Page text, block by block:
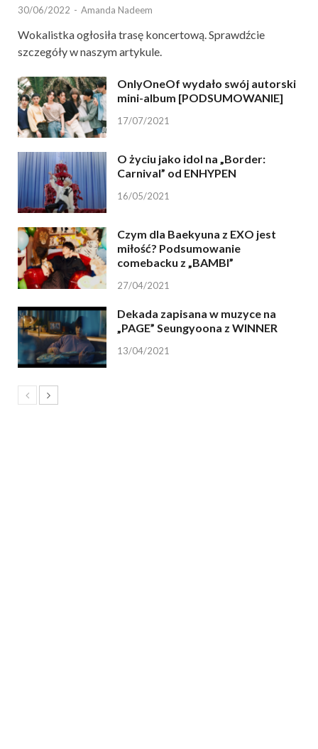
30/06/2022 - Amanda Nadeem
Wokalistka ogłosiła trasę koncertową. Sprawdźcie
szczegóły w naszym artykule.
OnlyOneOf wydało swój autorski
mini-album [PODSUMOWANIE]
17/07/2021
O życiu jako idol na „Border:
Carnival” od ENHYPEN
16/05/2021
Czym dla Baekyuna z EXO jest
miłość? Podsumowanie
comebacku z „BAMBI”
27/04/2021
Dekada zapisana w muzyce na
„PAGE” Seungyoona z WINNER
13/04/2021